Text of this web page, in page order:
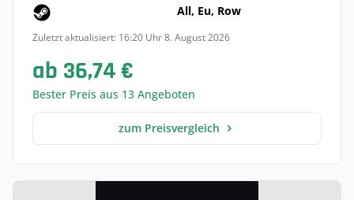
All, Eu, Row
Zuletzt aktualisiert: 16:20 Uhr 8. August 2026
ab 36,74 €
Bester Preis aus 13 Angeboten
zum Preisvergleich